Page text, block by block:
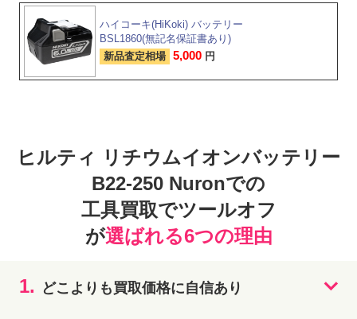
ハイコーキ(HiKoki) バッテリー
BSL1860(無記名保証書あり)
新品査定相場 5,000 円
ヒルティ リチウムイオンバッテリー
B22-250 Nuronでの
工具買取でツールオフ
が選ばれる6つの理由
1. どこよりも買取価格に自信あり